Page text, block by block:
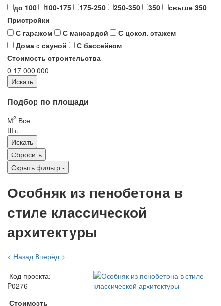
до 100
100-175 175-250 250-350 350
свыше 350
Пристройки
С гаражом
С мансардой
С цокол. этажем
Дома с сауной
С бассейном
Стоимость строительства
0 17 000 000
Подбор по площади
М2 Все
Шт.
Скрыть фильтр -
Особняк из пенобетона в
стиле классической
архитектуры
< Назад Вперёд >
Код проекта:
P0276
Стоимость